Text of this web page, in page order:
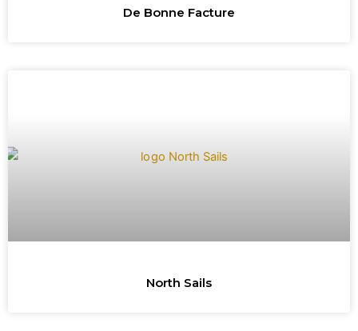
De Bonne Facture
North Sails